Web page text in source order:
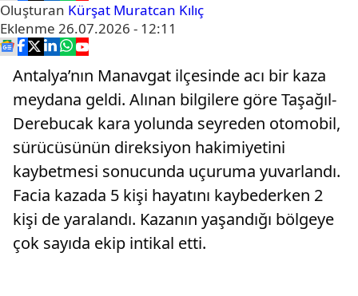
Oluşturan Kürşat Muratcan Kılıç
Eklenme 26.07.2026 - 12:11
Antalya’nın Manavgat ilçesinde acı bir kaza
meydana geldi. Alınan bilgilere göre Taşağıl-
Derebucak kara yolunda seyreden otomobil,
sürücüsünün direksiyon hakimiyetini
kaybetmesi sonucunda uçuruma yuvarlandı.
Facia kazada 5 kişi hayatını kaybederken 2
kişi de yaralandı. Kazanın yaşandığı bölgeye
çok sayıda ekip intikal etti.